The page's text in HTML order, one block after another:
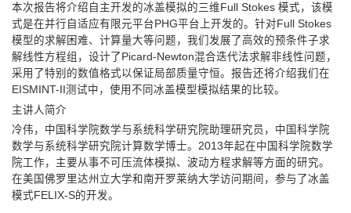
本次报告将介绍自主开发的冰盖模拟的三维Full Stokes 模式，该模
式是在并行自适应有限元平台PHG平台上开发的。针对Full Stokes
模型的求解困难、计算量大等问题，我们发展了高效的预条件子求
解线性方程组，设计了Picard-Newton混合迭代法求解非线性问题，
采用了特别的数值格式以保证局部质量守恒。报告还将介绍我们在
EISMINT-II测试中，使用不同冰盖模型模拟结果的比较。
主讲人简介
冷伟，中国科学院数学与系统科学研究院助理研究员，中国科学院
数学与系统科学研究院计算数学博士。2013年起在中国科学院数学
院工作，主要从事不可压流体模拟、波动方程求解等方面的研究。
在美国佛罗里达州立大学和南开罗莱纳大学访问期间，参与了冰盖
模式FELIX-S的开发。